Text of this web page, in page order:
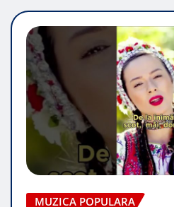
MUZICA POPULARA